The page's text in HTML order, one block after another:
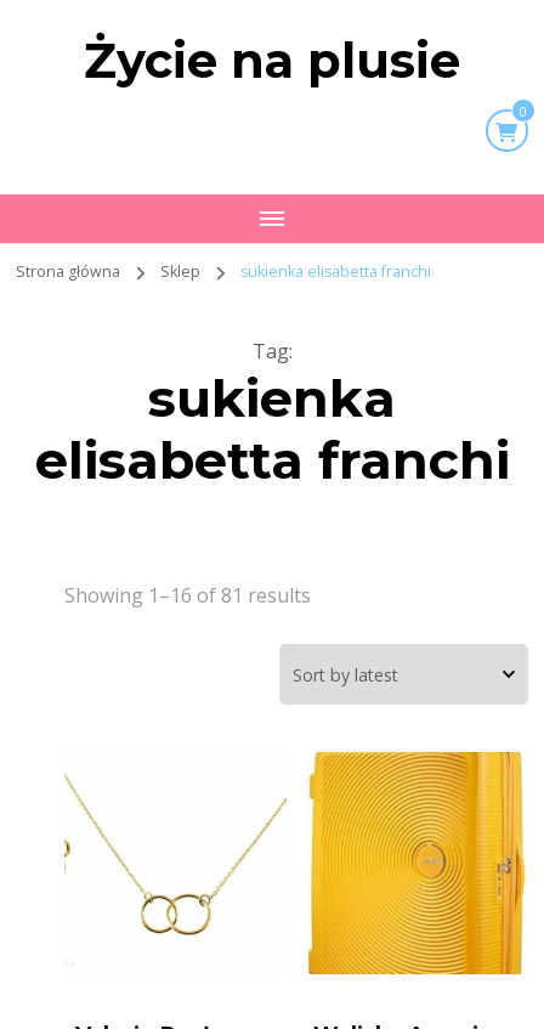
Życie na plusie
0
Strona główna Sklep sukienka elisabetta franchi
Tag:
sukienka
elisabetta franchi
Showing 1–16 of 81 results